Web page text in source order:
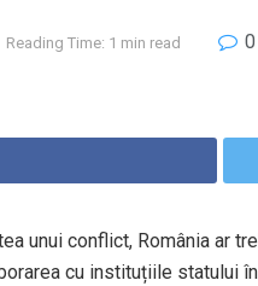
Reading Time: 1 min read 0
unui conflict, România ar
cu instituțiile